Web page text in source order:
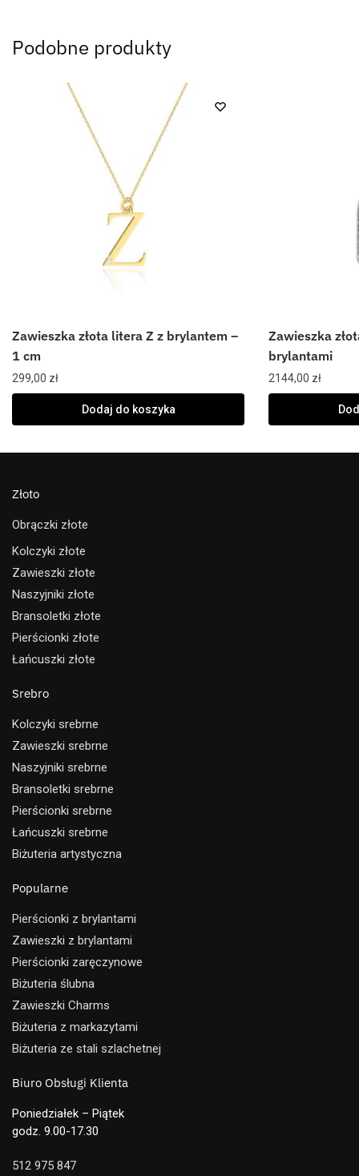
Podobne produkty
Zawieszka złota litera Z z brylantem –
1 cm
299,00 zł
Dodaj do koszyka
Zawieszka
brylantami
2144,00 zł
Złoto
Obrączki złote
Kolczyki złote
Zawieszki złote
Naszyjniki złote
Bransoletki złote
Pierścionki złote
Łańcuszki złote
Srebro
Kolczyki srebrne
Zawieszki srebrne
Naszyjniki srebrne
Bransoletki srebrne
Pierścionki srebrne
Łańcuszki srebrne
Biżuteria artystyczna
Popularne
Pierścionki z brylantami
Zawieszki z brylantami
Pierścionki zaręczynowe
Biżuteria ślubna
Zawieszki Charms
Biżuteria z markazytami
Biżuteria ze stali szlachetnej
Biuro Obsługi Klienta
Poniedziałek – Piątek
godz. 9.00-17.30
512 975 847